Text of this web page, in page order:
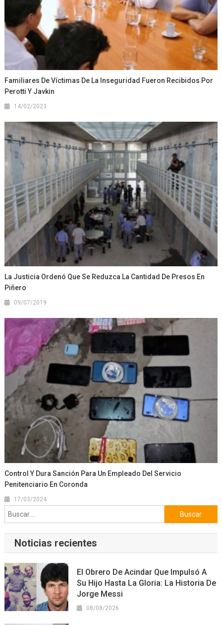
Familiares De Víctimas De La Inseguridad Fueron Recibidos Por
Perotti Y Javkin
14/02/2023
La Justicia Ordenó Que Se Reduzca La Cantidad De Presos En
Piñero
09/07/2019
Control Y Dura Sanción Para Un Empleado Del Servicio
Penitenciario En Coronda
17/03/2024
Buscar:
Noticias recientes
El Obrero De Acindar Que Impulsó A
Su Hijo Hasta La Gloria: La Historia De
Jorge Messi
08/08/2026